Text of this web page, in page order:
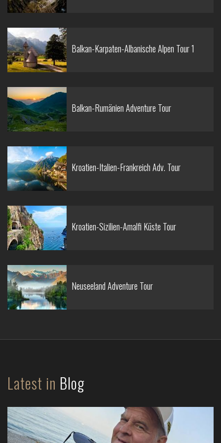
Balkan-Karpaten-Albanische Alpen Tour 1
Balkan-Rumänien Adventure Tour
Kroatien-Italien-Frankreich Adv. Tour
Kroatien-Sizilien-Amalfi Küste Tour
Neuseeland Adventure Tour
Latest in Blog